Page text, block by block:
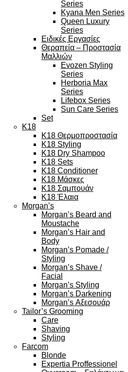
Series
Kyana Men Series
Queen Luxury
Series
Ειδικές Εργασίες
Θεραπεία – Προστασία
Μαλλιών
Evozen Styling
Series
Herboria Max
Series
Lifebox Series
Sun Care Series
Set
K18
K18 Θερμοπροστασία
K18 Styling
K18 Dry Shampoo
K18 Sets
K18 Conditioner
K18 Μάσκες
K18 Σαμπουάν
K18 Έλαια
Morgan’s
Morgan’s Beard and
Moustache
Morgan’s Hair and
Body
Morgan’s Pomade /
Styling
Morgan’s Shave /
Facial
Morgan’s Styling
Morgan’s Darkening
Morgan’s Αξεσουάρ
Tailor’s Grooming
Care
Shaving
Styling
Farcom
Blonde
Expertia Proffessionel